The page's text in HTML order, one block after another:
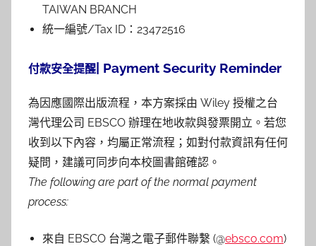
TAIWAN BRANCH
統一編號/Tax ID：23472516
付款安全提醒| Payment Security Reminder
為因應國際出版流程，本方案採由 Wiley 授權之台
灣代理公司 EBSCO 辦理在地收款與發票開立。若您
收到以下內容，均屬正常流程；如對付款資訊有任何
疑問，建議可同步向本校圖書館確認。
The following are part of the normal payment
process:
來自 EBSCO 台灣之電子郵件聯繫 (@ebsco.com)